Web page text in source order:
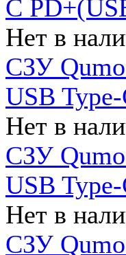
C
Нет в
СЗУ
USB
Нет в
СЗУ
USB
Нет в
СЗУ